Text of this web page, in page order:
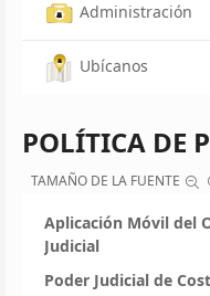
Administración
Ubícanos
POLÍTICA DE
TAMAÑO DE LA FUENTE
Aplicación Móvil del
Judicial
Poder Judicial de